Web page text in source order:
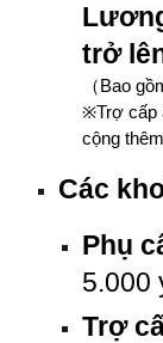
trở
（Bao
※Trợ cấp
cộng
Các
Phụ
5.000
Trợ